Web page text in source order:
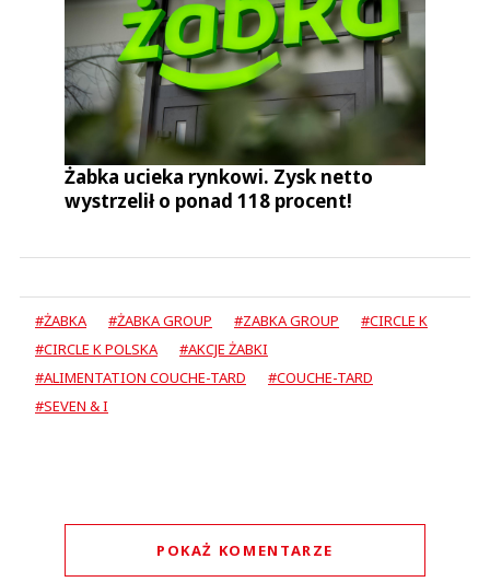
Żabka ucieka rynkowi. Zysk netto
wystrzelił o ponad 118 procent!
#ŻABKA #ŻABKA GROUP #ZABKA GROUP
#CIRCLE K
#CIRCLE K POLSKA
#AKCJE ŻABKI
#ALIMENTATION COUCHE-TARD
#COUCHE-TARD
#SEVEN & I
POKAŻ KOMENTARZE